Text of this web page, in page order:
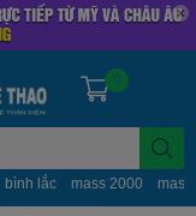
bình lắc mass 2000
0